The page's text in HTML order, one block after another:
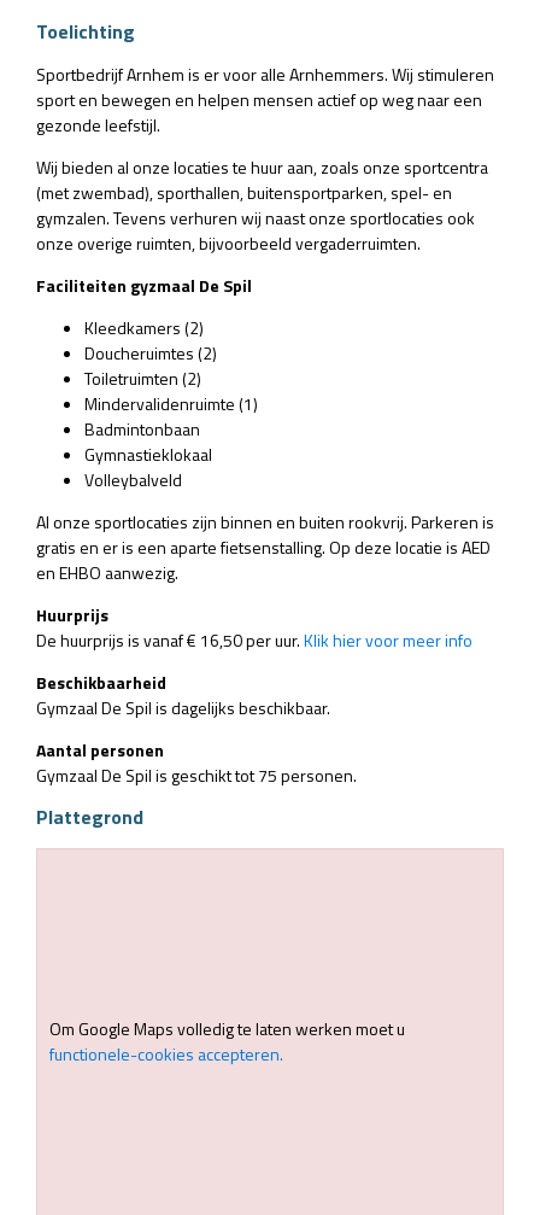
Toelichting
Sportbedrijf Arnhem is er voor alle Arnhemmers. Wij stimuleren
sport en bewegen en helpen mensen actief op weg naar een
gezonde leefstijl.
Wij bieden al onze locaties te huur aan, zoals onze sportcentra
(met zwembad), sporthallen, buitensportparken, spel- en
gymzalen. Tevens verhuren wij naast onze sportlocaties ook
onze overige ruimten, bijvoorbeeld vergaderruimten.
Faciliteiten gyzmaal De Spil
Kleedkamers (2)
Doucheruimtes (2)
Toiletruimten (2)
Mindervalidenruimte (1)
Badmintonbaan
Gymnastieklokaal
Volleybalveld
Al onze sportlocaties zijn binnen en buiten rookvrij. Parkeren is
gratis en er is een aparte fietsenstalling. Op deze locatie is AED
en EHBO aanwezig.
Huurprijs
De huurprijs is vanaf € 16,50 per uur.Klik hier voor meer info
Beschikbaarheid
Gymzaal De Spil is dagelijks beschikbaar.
Aantal personen
Gymzaal De Spil is geschikt tot 75 personen.
Plattegrond
Om Google Maps volledig te laten werken moet u
functionele-cookies accepteren.